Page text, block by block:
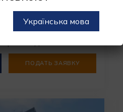
Английский
ПОДАТЬ ЗАЯВКУ
Українська мова